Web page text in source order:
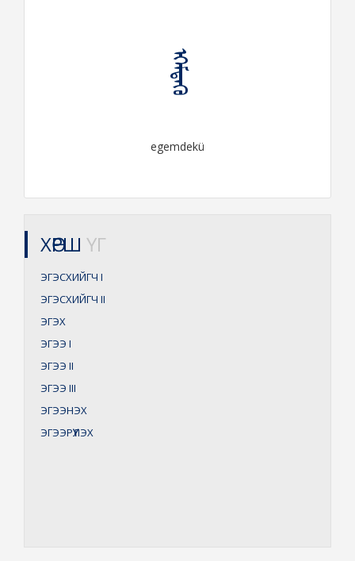
ᠡᠭᠡᠮᠳᠡᠬᠦ
egemdekü
ХӨРШ ҮГ
ЭГЭСХИЙГЧ I
ЭГЭСХИЙГЧ II
ЭГЭХ
ЭГЭЭ I
ЭГЭЭ II
ЭГЭЭ III
ЭГЭЭНЭХ
ЭГЭЭРҮҮЛЭХ